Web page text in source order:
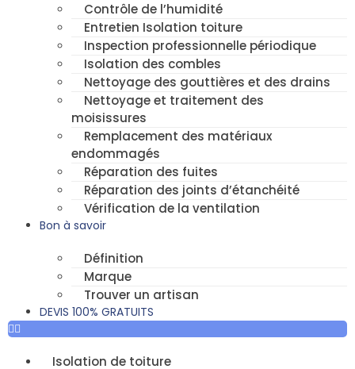
Contrôle de l’humidité
Entretien Isolation toiture
Inspection professionnelle périodique
Isolation des combles
Nettoyage des gouttières et des drains
Nettoyage et traitement des
moisissures
Remplacement des matériaux
endommagés
Réparation des fuites
Réparation des joints d’étanchéité
Vérification de la ventilation
Bon à savoir
Définition
Marque
Trouver un artisan
DEVIS 100% GRATUITS
Isolation de toiture